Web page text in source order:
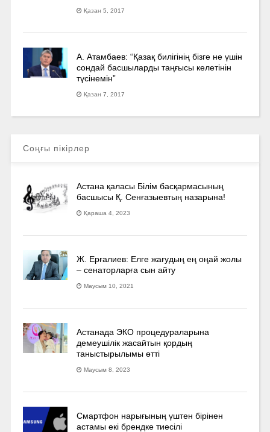
Қазан 5, 2017
А. Атамбаев: “Қазақ билігінің бізге не үшін
сондай басшыларды таңғысы келетінін
түсінемін”
Қазан 7, 2017
Соңғы пікірлер
Астана қаласы Білім басқармасының
басшысы Қ. Сенғазыевтың назарына!
Қараша 4, 2023
Ж. Ерғалиев: Елге жағудың ең оңай жолы
– сенаторларға сын айту
Маусым 10, 2021
Астанада ЭКО процедураларына
демеушілік жасайтын қордың
таныстырылымы өтті
Маусым 8, 2023
Смартфон нарығының үштен бірінен
астамы екі брендке тиесілі